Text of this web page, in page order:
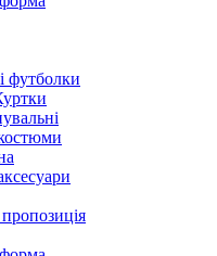
футболки